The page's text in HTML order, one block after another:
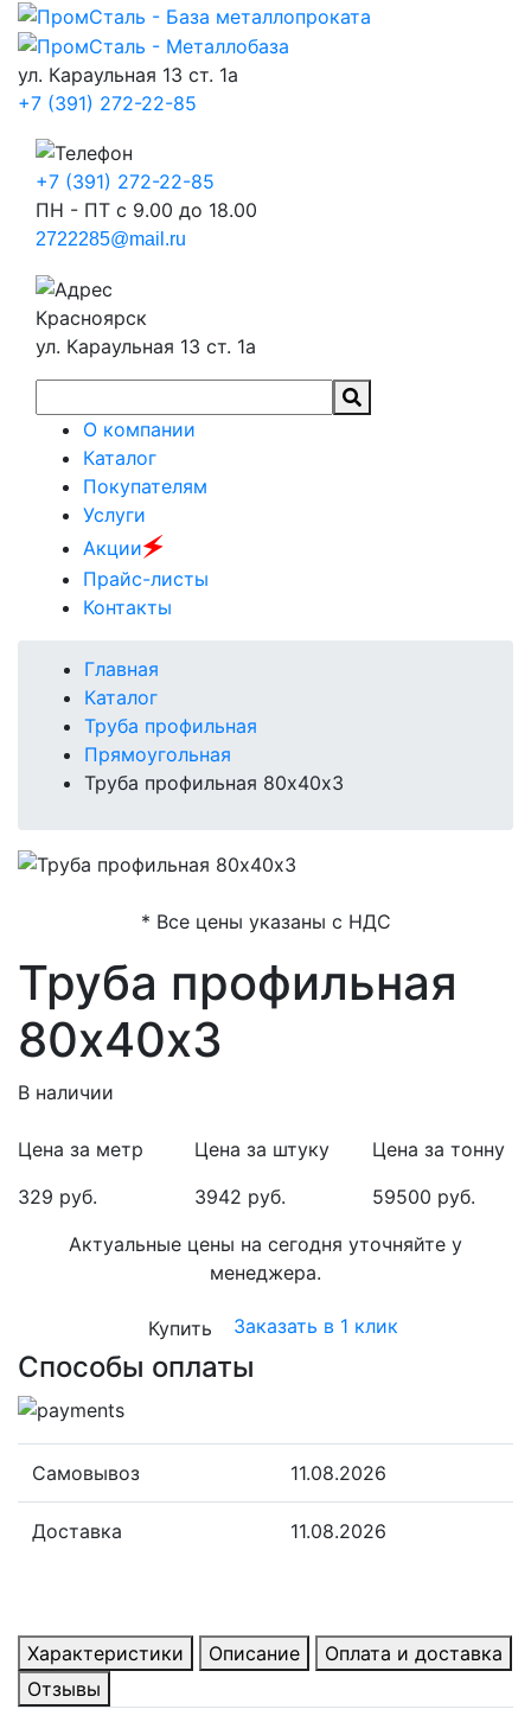
ул. Караульная 13 ст. 1а
+7 (391) 272-22-85
+7 (391) 272-22-85
ПН - ПТ с 9.00 до 18.00
2722285@mail.ru
Красноярск
ул. Караульная 13 ст. 1а
О компании
Каталог
Покупателям
Услуги
Акции🗲
Прайс-листы
Контакты
Главная
Каталог
Труба профильная
Прямоугольная
Труба профильная 80х40х3
* Все цены указаны с НДС
Труба профильная
80х40х3
В наличии
Цена за метр
329 руб.
Цена за штуку
3942 руб.
Цена за тонну
59500 руб.
Актуальные цены на сегодня уточняйте у
менеджера.
Купить Заказать в 1 клик
Способы оплаты
Самовывоз 11.08.2026
Доставка 11.08.2026
Характеристики Описание
Оплата и доставка
Отзывы